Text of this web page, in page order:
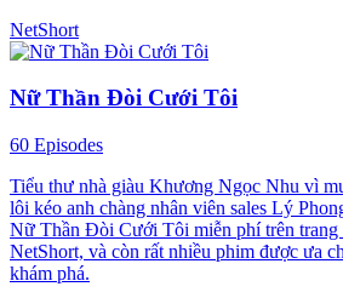
NetShort
Nữ Thần Đòi Cưới Tôi
60 Episodes
Tiểu thư nhà giàu Khương Ngọc Nhu vì
lôi kéo anh chàng nhân viên sales Lý
Nữ Thần Đòi Cưới Tôi miễn phí trên trang
NetShort, và còn rất nhiều phim được ưa
khám phá.